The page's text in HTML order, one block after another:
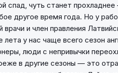
спад, чуть станет
другое время года. Но у
врачи и член правления
лета у нас чаще всего сезон
люди с непривычки
в другие сезоны — это